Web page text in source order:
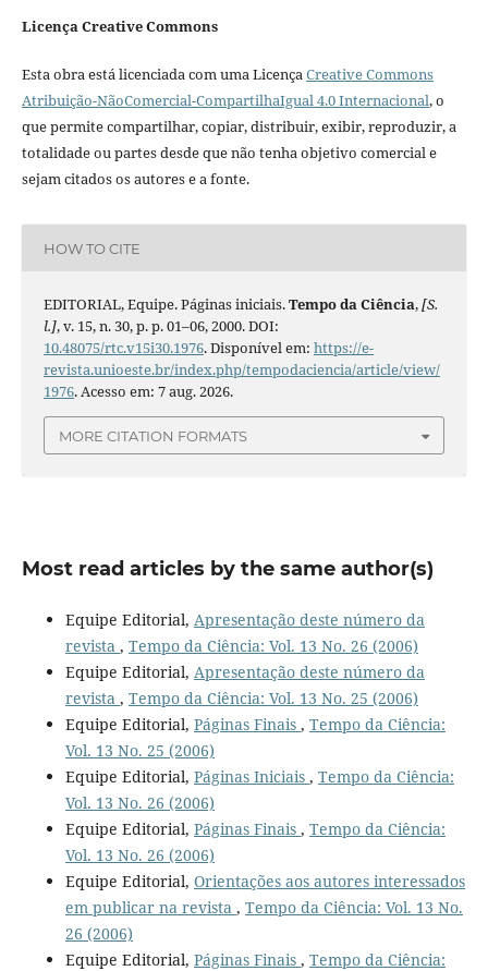
Licença Creative Commons
Esta obra está licenciada com uma LicençaCreative Commons
Atribuição-NãoComercial-CompartilhaIgual 4.0 Internacional, o
que permite compartilhar, copiar, distribuir, exibir, reproduzir, a
totalidade ou partes desde que não tenha objetivo comercial e
sejam citados os autores e a fonte.
HOW TO CITE
EDITORIAL, Equipe. Páginas iniciais.Tempo da Ciência,[S.
l.], v. 15, n. 30, p. p. 01–06, 2000. DOI:
10.48075/rtc.v15i30.1976. Disponível em: https://e-
revista.unioeste.br/index.php/tempodaciencia/article/view/
1976. Acesso em: 7 aug. 2026.
MORE CITATION FORMATS
Most read articles by the same author(s)
Equipe Editorial, Apresentação deste número da
revista , Tempo da Ciência: Vol. 13 No. 26 (2006)
Equipe Editorial, Apresentação deste número da
revista , Tempo da Ciência: Vol. 13 No. 25 (2006)
Equipe Editorial, Páginas Finais , Tempo da Ciência:
Vol. 13 No. 25 (2006)
Equipe Editorial, Páginas Iniciais , Tempo da Ciência:
Vol. 13 No. 26 (2006)
Equipe Editorial, Páginas Finais , Tempo da Ciência:
Vol. 13 No. 26 (2006)
Equipe Editorial, Orientações aos autores interessados
em publicar na revista , Tempo da Ciência: Vol. 13 No.
26 (2006)
Equipe Editorial, Páginas Finais , Tempo da Ciência: